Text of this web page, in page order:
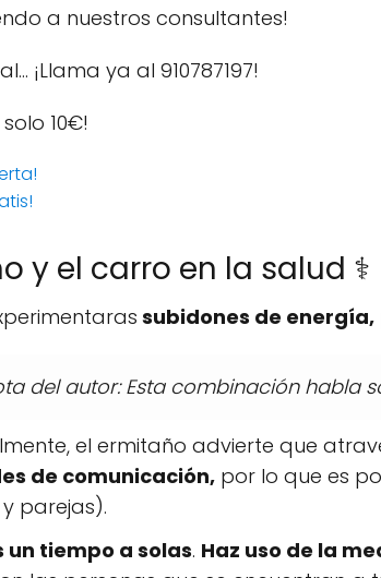
a nuestros consultantes!
¡Llama ya al 910787197!
solo 10€!
y el carro en la salud ⚕️
subidones de energía,
del autor: Esta combinación habla
el ermitaño advierte que
de comunicación, por lo que es
parejas).
un tiempo a solas. Haz uso de la